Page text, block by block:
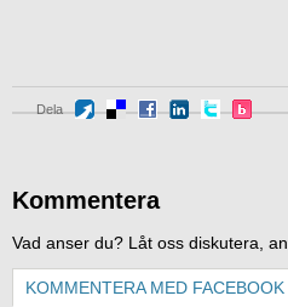
Dela
Kommentera
Vad anser du? Låt oss diskutera,
KOMMENTERA MED FACEBOOK